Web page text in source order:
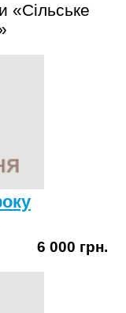
«Сільське
6 000 грн.